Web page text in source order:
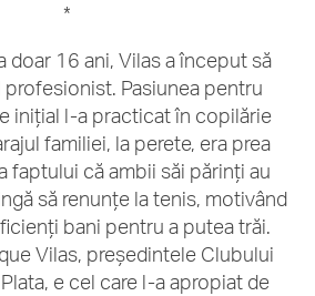
*
doar 16 ani, Vilas a început să
Pasiunea pentru
inițial l-a practicat în copilărie
familiei, la perete, era prea
faptului că ambii săi părinți au
să renunțe la tenis, motivând
bani pentru a putea trăi.
Vilas, președintele Clubului
e cel care l-a apropiat de